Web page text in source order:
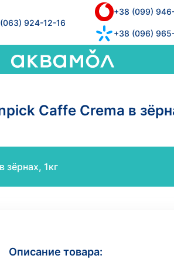
924-12-16
+38 (099)
+38 (096)
Caffe Crema в
зёрнах, 1кг
Описание товара: